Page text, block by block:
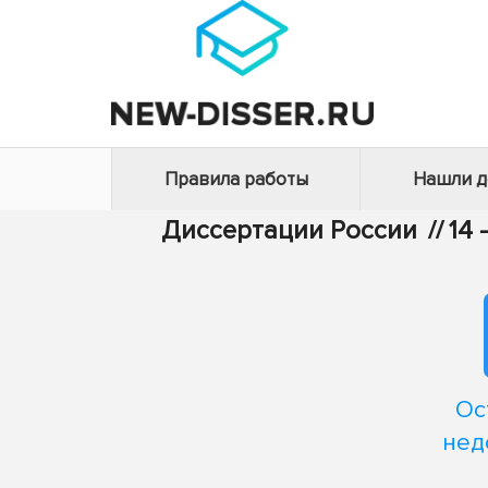
Правила работы Нашли
Диссертации России //14